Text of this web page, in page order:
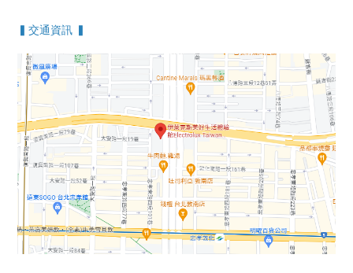
▍交通資訊 ▍